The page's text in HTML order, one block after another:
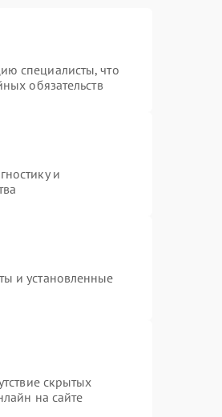
специалисты, что
обязательств
и
и установленные
скрытых
на сайте